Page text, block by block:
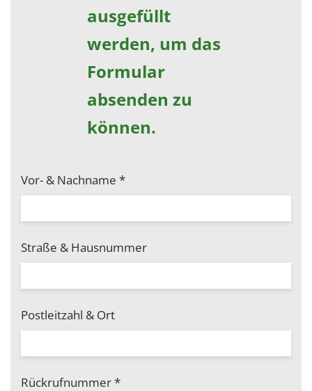
ausgefüllt
werden, um das
Formular
absenden zu
können.
Vor- & Nachname *
Straße & Hausnummer
Postleitzahl & Ort
Rückrufnummer*